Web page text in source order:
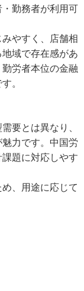
勤務者が利用可
やすく、店舗相
域で存在感があ
労者本位の金融
。
要とは異なり、
力です。中国労
題に対応しやす
、用途に応じて